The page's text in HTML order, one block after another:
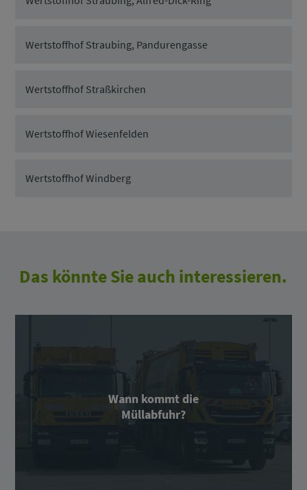
Wertstoffhof Straubing, Pandurengasse
Wertstoffhof Straßkirchen
Wertstoffhof Wiesenfelden
Wertstoffhof Windberg
Das könnte Sie auch interessieren.
Wann kommt die
Müllabfuhr?